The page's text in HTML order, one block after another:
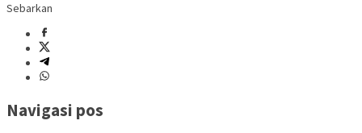
Sebarkan
Navigasi pos